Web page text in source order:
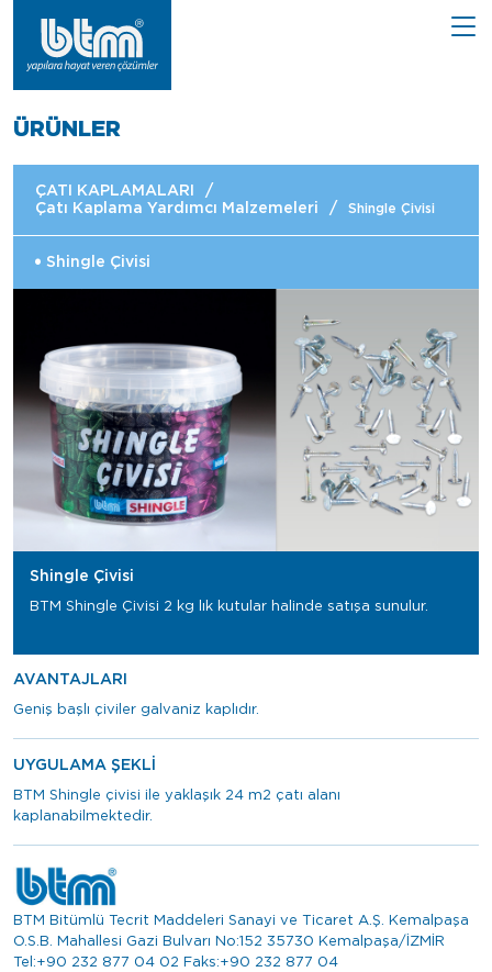
ÜRÜNLER
ÇATI KAPLAMALARI
/
Çatı Kaplama Yardımcı Malzemeleri
/ Shingle Çivisi
Shingle Çivisi
Shingle Çivisi
BTM Shingle Çivisi 2 kg lık kutular halinde satışa sunulur.
AVANTAJLARI
Geniş başlı çiviler galvaniz kaplıdır.
UYGULAMA ŞEKLİ
BTM Shingle çivisi ile yaklaşık 24 m2 çatı alanı
kaplanabilmektedir.
BTM Bitümlü Tecrit Maddeleri Sanayi ve Ticaret A.Ş. Kemalpaşa
O.S.B. Mahallesi Gazi Bulvarı No:152 35730 Kemalpaşa/İZMİR
Tel:+90 232 877 04 02 Faks:+90 232 877 04